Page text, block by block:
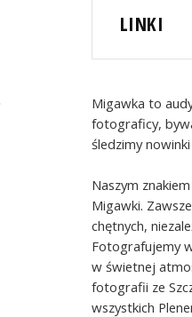
LINKI
Migawka to
fotograficy,
śledzimy
Naszym
Migawki.
chętnych,
Fotografujemy
w świetnej
fotografii ze
wszystkich